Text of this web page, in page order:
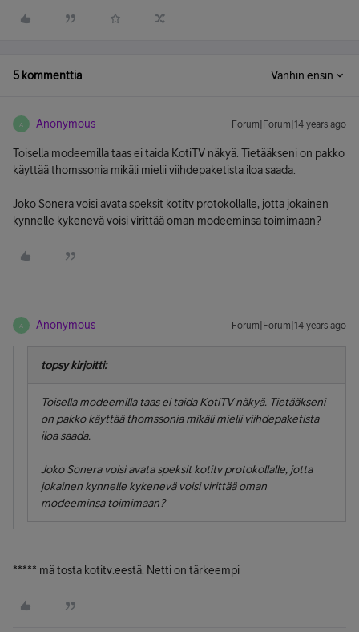
5 kommenttia Vanhin ensin
A Anonymous Forum|Forum|14 years ago
Toisella modeemilla taas ei taida KotiTV näkyä. Tietääkseni on pakko
käyttää thomssonia mikäli mielii viihdepaketista iloa saada.
Joko Sonera voisi avata speksit kotitv protokollalle, jotta jokainen
kynnelle kykenevä voisi virittää oman modeeminsa toimimaan?
A Anonymous Forum|Forum|14 years ago
topsy kirjoitti:
Toisella modeemilla taas ei taida KotiTV näkyä. Tietääkseni
on pakko käyttää thomssonia mikäli mielii viihdepaketista
iloa saada.
Joko Sonera voisi avata speksit kotitv protokollalle, jotta
jokainen kynnelle kykenevä voisi virittää oman
modeeminsa toimimaan?
***** mä tosta kotitv:eestä. Netti on tärkeempi